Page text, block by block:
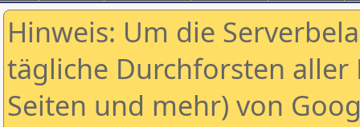
Hinweis: Um die
tägliche Durchforsten aller
Seiten und mehr) von